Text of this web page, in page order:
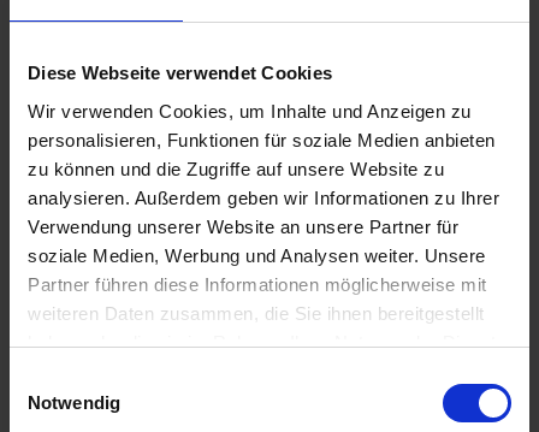
Diese Webseite verwendet Cookies
Wir verwenden Cookies, um Inhalte und Anzeigen zu
personalisieren, Funktionen für soziale Medien anbieten
zu können und die Zugriffe auf unsere Website zu
analysieren. Außerdem geben wir Informationen zu Ihrer
Verwendung unserer Website an unsere Partner für
soziale Medien, Werbung und Analysen weiter. Unsere
Partner führen diese Informationen möglicherweise mit
weiteren Daten zusammen, die Sie ihnen bereitgestellt
haben oder die sie im Rahmen Ihrer Nutzung der Dienste
Cookies, wenn Sie unsere Webseite weiterhin nutzen.
Notwendig
€29.25
Prices incl. VAT,plus shipping costs
Ready to ship today, Delivery time appr. 2-4 workdays within
Germany
Add to shopping cart
Remember Comment
part no.: 1134091
Does the oil consumption increase with increasing mileage?